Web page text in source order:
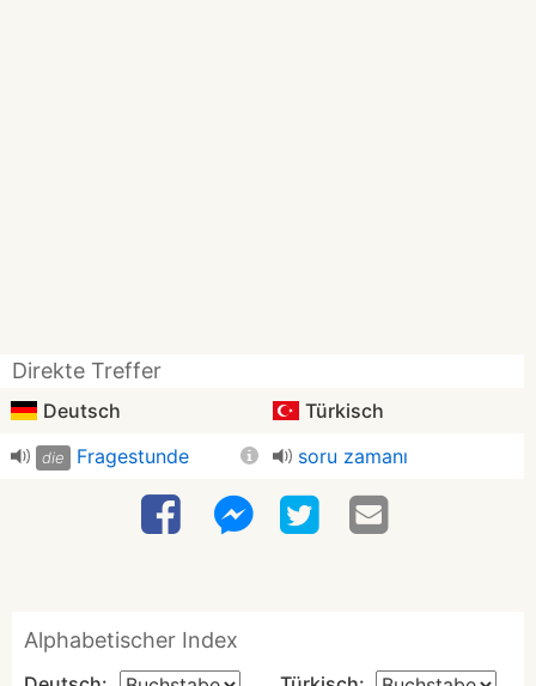
Direkte Treffer
Deutsch Türkisch
die Fragestunde soru zamanı
Alphabetischer Index